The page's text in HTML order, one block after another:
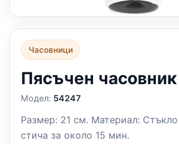
Часовници
Пясъчен часовник
Модел: 54247
Размер: 21 см. Материал:
стича за около 15 мин.